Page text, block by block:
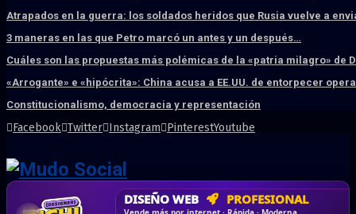
Atrapados en la guerra: los soldados heridos que Rusia vuelve a
3 maneras en las que Petro marcó un antes y un después…
Cuáles son las propuestas más polémicas de la «patria milagro» de
«Arrogante» e «hipócrita»: China acusa a EE.UU. de entorpecer
Constitucionalismo, democracia y representación
Facebook Twitter Instagram PinterestYoutube
HOSTING SSD SÚPER RÁPIDO
DISEÑO WEB PROFESIONAL
CRM & DASHBOARD A MEDIDA
CORREO CORPORATIVO